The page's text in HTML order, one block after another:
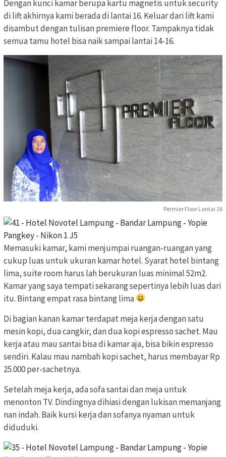
Dengan kunci kamar berupa kartu magnetis untuk security
di lift akhirnya kami berada di lantai 16. Keluar dari lift kami
disambut dengan tulisan premiere floor. Tampaknya tidak
semua tamu hotel bisa naik sampai lantai 14-16.
Permier Floor Lantai 16
Memasuki kamar, kami menjumpai ruangan-ruangan yang
cukup luas untuk ukuran kamar hotel. Syarat hotel bintang
lima, suite room harus lah berukuran luas minimal 52m2.
Kamar yang saya tempati sekarang sepertinya lebih luas dari
itu. Bintang empat rasa bintang lima
Di bagian kanan kamar terdapat meja kerja dengan satu
mesin kopi, dua cangkir, dan dua kopi espresso sachet. Mau
kerja atau mau santai bisa di kamar aja, bisa bikin espresso
sendiri. Kalau mau nambah kopi sachet, harus membayar Rp
25.000 per-sachetnya.
Setelah meja kerja, ada sofa santai dan meja untuk
menonton TV. Dindingnya dihiasi dengan lukisan memanjang
nan indah. Baik kursi kerja dan sofanya nyaman untuk
diduduki.